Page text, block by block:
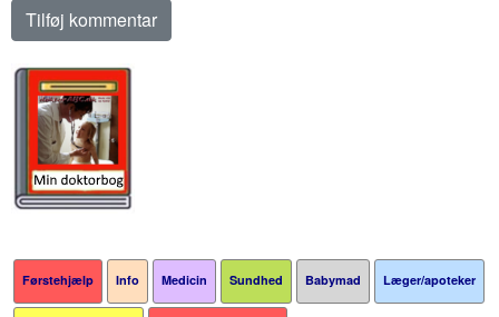
Førstehjælp Info Medicin Sundhed Babymad Læger/apoteker